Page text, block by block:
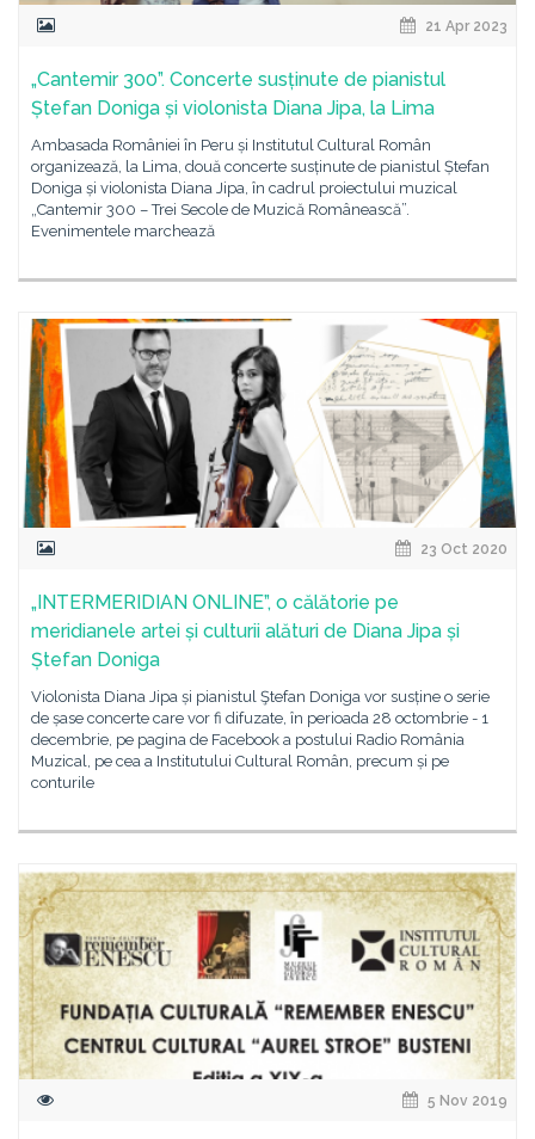
21 Apr 2023
„Cantemir 300”. Concerte susținute de pianistul
Ștefan Doniga și violonista Diana Jipa, la Lima
Ambasada României în Peru și Institutul Cultural Român
organizează, la Lima, două concerte susținute de pianistul Ștefan
Doniga și violonista Diana Jipa, în cadrul proiectului muzical
„Cantemir 300 – Trei Secole de Muzică Românească”.
Evenimentele marchează
23 Oct 2020
„INTERMERIDIAN ONLINE”, o călătorie pe
meridianele artei și culturii alături de Diana Jipa și
Ștefan Doniga
Violonista Diana Jipa și pianistul Ştefan Doniga vor susține o serie
de șase concerte care vor fi difuzate, în perioada 28 octombrie - 1
decembrie, pe pagina de Facebook a postului Radio România
Muzical, pe cea a Institutului Cultural Român, precum și pe
conturile
5 Nov 2019